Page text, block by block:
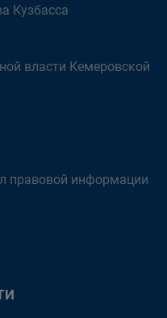
Кузбасса
власти Кемеровской
правовой информации